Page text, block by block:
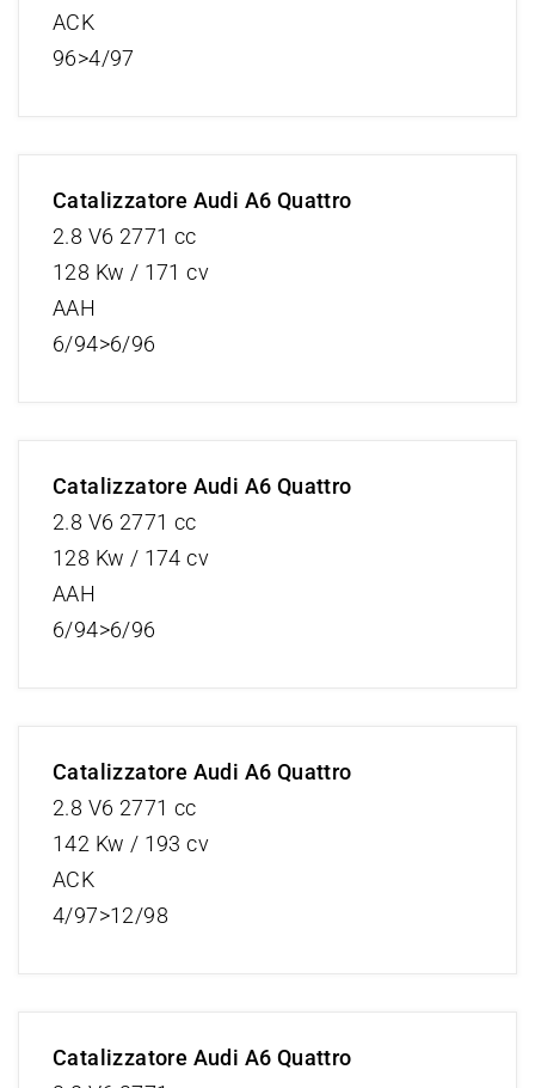
ACK
96>4/97
Catalizzatore Audi A6 Quattro
2.8 V6 2771 cc
128 Kw / 171 cv
AAH
6/94>6/96
Catalizzatore Audi A6 Quattro
2.8 V6 2771 cc
128 Kw / 174 cv
AAH
6/94>6/96
Catalizzatore Audi A6 Quattro
2.8 V6 2771 cc
142 Kw / 193 cv
ACK
4/97>12/98
Catalizzatore Audi A6 Quattro